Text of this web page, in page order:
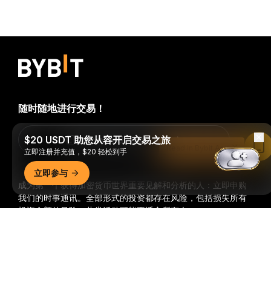
成为第一个获得加密货币世界重要见解和分析的人：立即申购
我们的时事通讯。全部形式的投资都存在风险，包括损失所有
投资金额的风险。此类活动可能不适合所有人。
随时随地进行交易！
Download Bybit App
$20 USDT 助您从容开启交易之旅
立即注册并充值，$20 轻松到手
立即参与
Read in Bybit App